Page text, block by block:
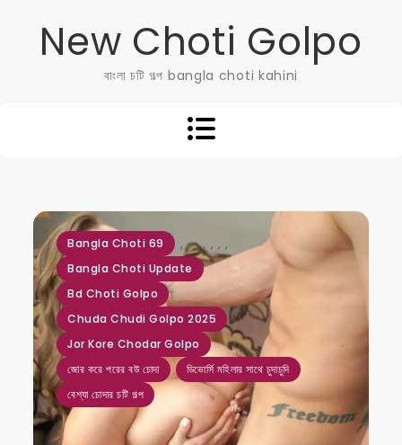
New Choti Golpo
বাংলা চটি গল্প bangla choti kahini
Bangla Choti 69 ,
Bangla Choti Update
,
Bd Choti Golpo
,
Chuda Chudi Golpo 2025
,
Jor Kore Chodar Golpo
,
জোর করে পরের বউ চোদা
,
ডিভোর্সি মহিলার সাথে চুদাচুদি
,
বেশ্যা চোদার চটি গল্প